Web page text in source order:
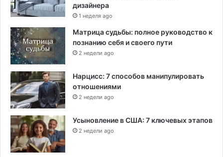
дизайнера
1 неделя ago
Матрица судьбы: полное руководство к
познанию себя и своего пути
2 недели ago
Нарцисс: 7 способов манипулировать
отношениями
2 недели ago
Усыновление в США: 7 ключевых этапов
2 недели ago